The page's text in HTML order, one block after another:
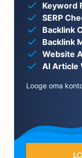
Keyword
SERP
Backlink
Backlink
Website
AI Article
Looge oma